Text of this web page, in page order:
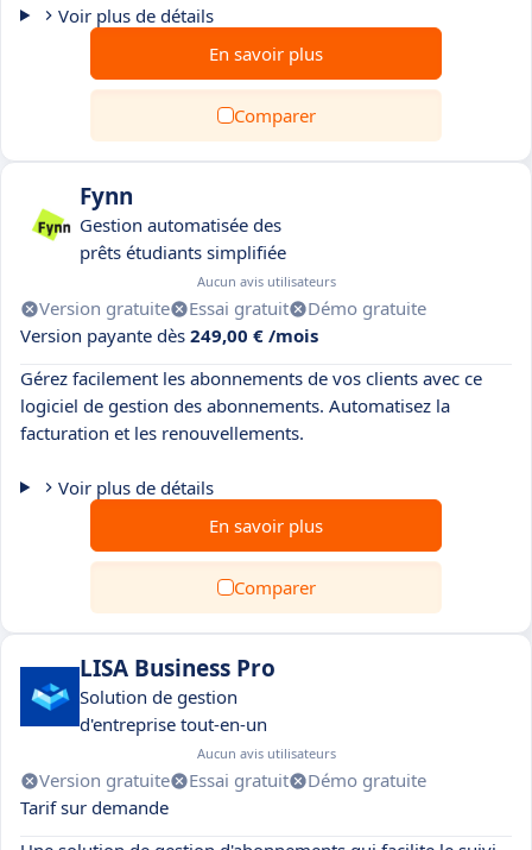
Voir plus de détails
En savoir plus
Comparer
Fynn
Gestion automatisée des
prêts étudiants simplifiée
Aucun avis utilisateurs
Version gratuite Essai gratuit
Démo gratuite
Version payante dès 249,00 € /mois
Gérez facilement les abonnements de vos clients avec ce
logiciel de gestion des abonnements. Automatisez la
facturation et les renouvellements.
Voir plus de détails
En savoir plus
Comparer
LISA Business Pro
Solution de gestion
d'entreprise tout-en-un
Aucun avis utilisateurs
Version gratuite Essai gratuit
Démo gratuite
Tarif sur demande